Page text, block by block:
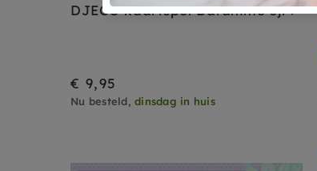
DJECO kaartspel Batanimo 3jr+
€ 9,95
Nu besteld, dinsdag in huis